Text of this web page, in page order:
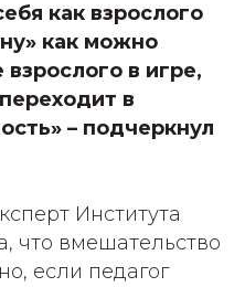
как взрослого
как можно
в игре,
в
– подчеркнул
Института
что вмешательство
если педагог